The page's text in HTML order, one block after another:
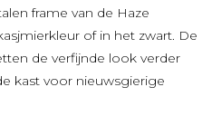
frame van de Haze
of in het zwart. De
de verfijnde look verder
kast voor nieuwsgierige